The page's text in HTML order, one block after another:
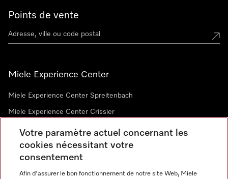
Points de vente
Miele Experience Center
Miele Experience Center Spreitenbach
Miele Experience Center Crissier
Newsletter
Votre paramètre actuel concernant les
cookies nécessitant votre
consentement
Afin d'assurer le bon fonctionnement de notre site Web, Miele